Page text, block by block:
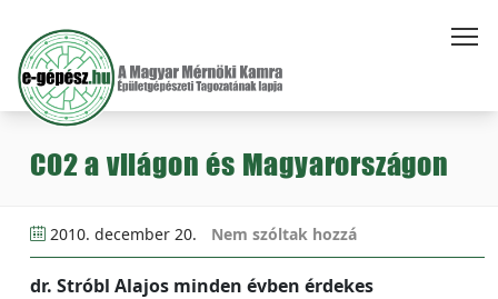
CO2 a világon és Magyarországon
2010. december 20. Nem szóltak hozzá
dr. Stróbl Alajos minden évben érdekes